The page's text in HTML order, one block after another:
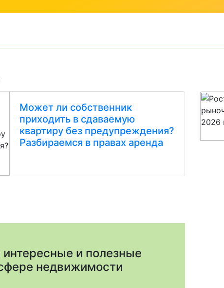
Может ли собственник
приходить в сдаваемую
квартиру без предупреждения?
Разбираемся в правах аренда
интересные и полезные
недвижимости